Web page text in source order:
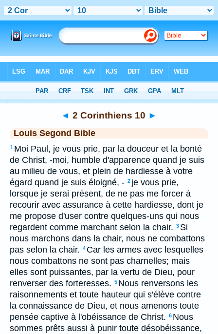
> 2 Corinthiens 10
◄ 2 Corinthiens 10 ►
Louis Segond Bible
1 Moi Paul, je vous prie, par la douceur et la bonté
de Christ, -moi, humble d'apparence quand je suis
au milieu de vous, et plein de hardiesse à votre
égard quand je suis éloigné, - 2 je vous prie,
lorsque je serai présent, de ne pas me forcer à
recourir avec assurance à cette hardiesse, dont je
me propose d'user contre quelques-uns qui nous
regardent comme marchant selon la chair. 3 Si
nous marchons dans la chair, nous ne combattons
pas selon la chair. 4 Car les armes avec lesquelles
nous combattons ne sont pas charnelles; mais
elles sont puissantes, par la vertu de Dieu, pour
renverser des forteresses. 5 Nous renversons les
raisonnements et toute hauteur qui s'élève contre
la connaissance de Dieu, et nous amenons toute
pensée captive à l'obéissance de Christ. 6 Nous
sommes prêts aussi à punir toute désobéissance,